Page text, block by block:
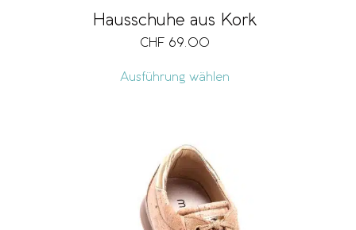
Hausschuhe aus Kork
CHF 69.00
Ausführung wählen